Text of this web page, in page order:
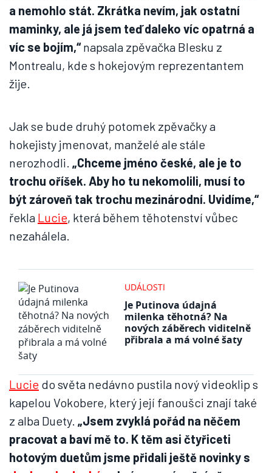
a nemohlo stát. Zkrátka nevím, jak ostatní
maminky, ale já jsem teď daleko víc opatrná a
víc se bojím,“napsala zpěvačka Blesku z
Montrealu, kde s hokejovým reprezentantem
žije.
Jak se bude druhý potomek zpěvačky a
hokejisty jmenovat, manželé ale stále
nerozhodli. „Chceme jméno české, ale je to
trochu oříšek. Aby ho tu nekomolili, musí to
být zároveň tak trochu mezinárodní. Uvidíme,“
řekla Lucie, která během těhotenství vůbec
nezahálela.
UDÁLOSTI
Je Putinova údajná
milenka těhotná? Na
nových záběrech viditelně
přibrala a má volné šaty
Lucie do světa nedávno pustila nový videoklip s
kapelou Vokobere, který její fanoušci znají také
z alba Duety. „Jsem zvyklá pořád na něčem
pracovat a baví mě to. K těm asi čtyřiceti
hotovým duetům jsme přidali ještě novinky s